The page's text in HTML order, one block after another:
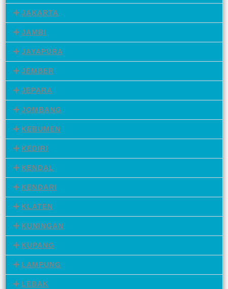
JAKARTA
JAMBI
JAYAPURA
JEMBER
JEPARA
JOMBANG
KEBUMEN
KEDIRI
KENDAL
KENDARI
KLATEN
KUNINGAN
KUPANG
LAMPUNG
LEBAK